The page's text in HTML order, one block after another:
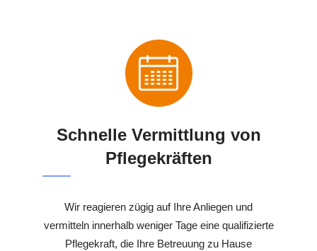
Schnelle Vermittlung von
Pflegekräften
Wir reagieren zügig auf Ihre Anliegen und
vermitteln innerhalb weniger Tage eine qualifizierte
Pflegekraft, die Ihre Betreuung zu Hause